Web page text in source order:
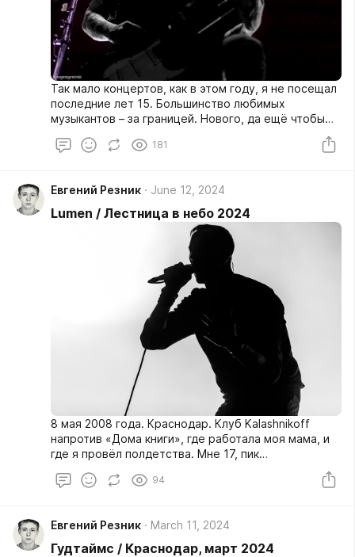
Так мало концертов, как в этом году, я не посещал
последние лет 15. Большинство любимых
музыкантов – за границей. Нового, да ещё чтобы
Краснодара – мизер.
181
Евгений Резник June 12, 2024
Lumen / Лестница в небо 2024
8 мая 2008 года. Краснодар. Клуб Kalashnikoff
напротив «Дома книги», где работала моя мама, и
где я провёл полдетства. Мне 17, пик
трагедии. В этот день там выступает группа Lumen,
94
Евгений Резник March 11, 2024
Гудтаймс / Краснодар, март 2024